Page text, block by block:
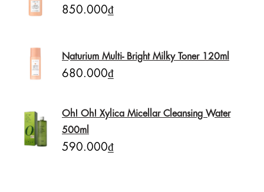
850.000₫
Naturium Multi- Bright Milky Toner 120ml
680.000₫
Oh! Oh! Xylica Micellar Cleansing Water
500ml
590.000₫